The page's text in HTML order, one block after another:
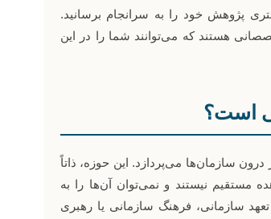
پژوهش خود را به سرانجام برسانید.
هستند که می‌توانند شما را در این
است؟
درون سازمان‌ها می‌پردازد. این حوزه، ذاتاً
مستقیم نیستند و نمی‌توان آن‌ها را به
سازمانی، فرهنگ سازمانی یا رهبری